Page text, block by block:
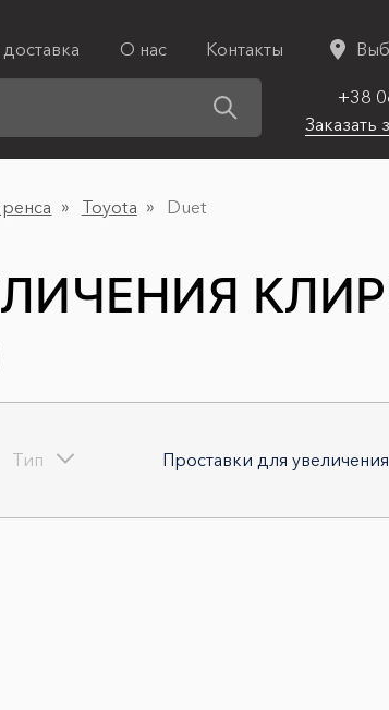
О нас Контакты
+38
Заказать
Toyota Duet
Тип Проставки для